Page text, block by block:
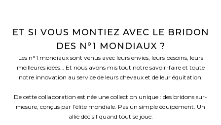
ET SI VOUS MONTIEZ AVEC LE BRIDON
DES N°1 MONDIAUX ?
Les n°1 mondiaux sont venus avec leurs envies, leurs besoins, leurs
meilleures idées… Et nous avons mis tout notre savoir-faire et toute
notre innovation au service de leurs chevaux et de leur équitation.
De cette collaboration est née une collection unique : des bridons sur-
mesure, conçus par l’élite mondiale. Pas un simple équipement. Un
allié décisif quand tout se joue.